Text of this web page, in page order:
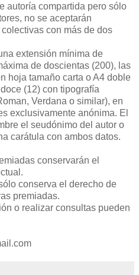
autoría compartida pero sólo
no se aceptarán
con más de dos
extensión mínima de
de doscientas (200), las
hoja tamaño carta o A4 doble
(12) con tipografía
Verdana o similar), en
exclusivamente anónima. El
el seudónimo del autor o
carátula con ambos datos.
conservarán el
conserva el derecho de
premiadas.
o realizar consultas pueden